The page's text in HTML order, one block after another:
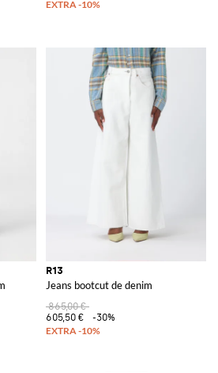
R13
Jeans bootcut de denim
865,00 €
605,50 €
-30%